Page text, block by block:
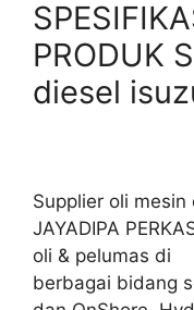
PRODUK
diesel
Supplier oli
JAYADIPA
oli & pelumas di
berbagai bidang